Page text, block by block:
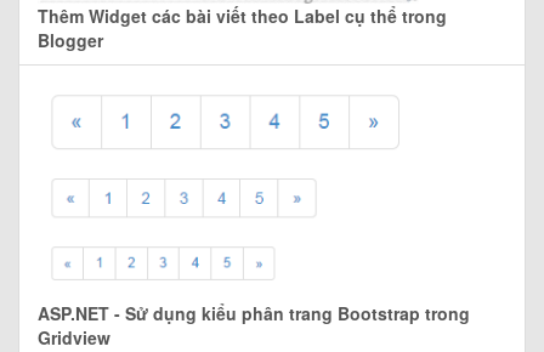
Thêm Widget các bài viết theo Label cụ thể trong
Blogger
ASP.NET - Sử dụng kiểu phân trang Bootstrap trong
Gridview